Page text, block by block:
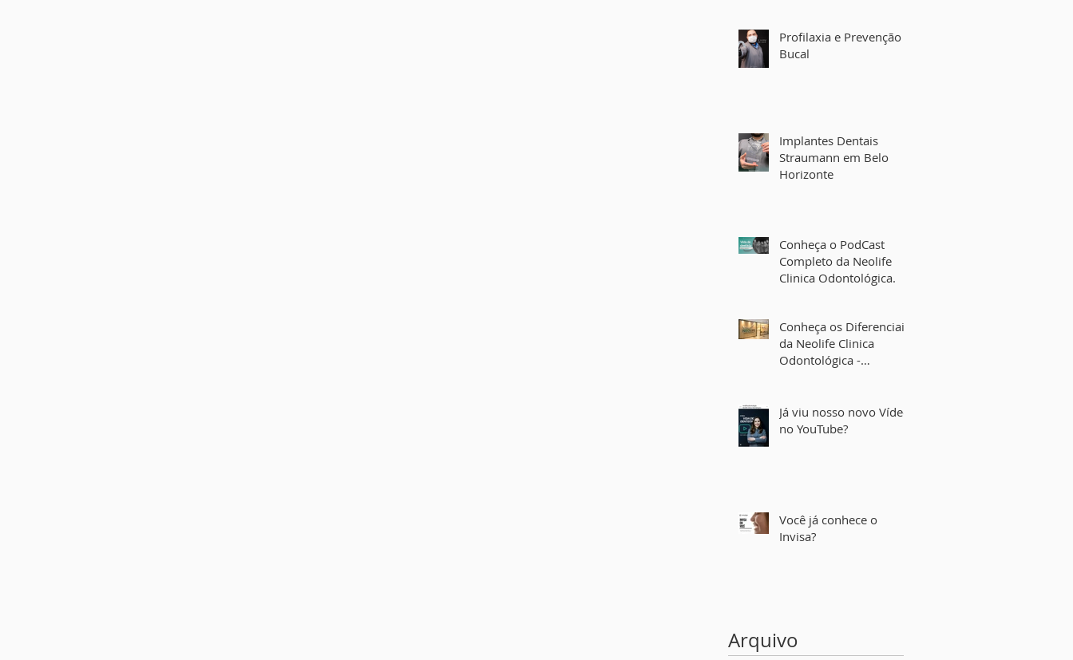
Profilaxia e Prevenção
Bucal
Implantes Dentais
Straumann em Belo
Horizonte
Conheça o PodCast
Completo da Neolife
Clinica Odontológica.
Conheça os Diferenciais
da Neolife Clinica
Odontológica -
Já viu nosso novo Vídeo
no YouTube?
Você já conhece o
Invisa?
Arquivo